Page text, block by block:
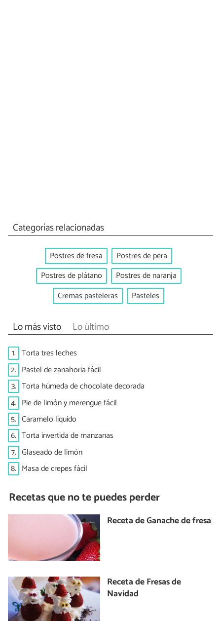
Categorías relacionadas
Postres de fresa
Postres de pera
Postres de plátano
Postres de naranja
Cremas pasteleras
Pasteles
Lo más visto Lo último
1. Torta tres leches
2. Pastel de zanahoria fácil
3. Torta húmeda de chocolate decorada
4. Pie de limón y merengue fácil
5. Caramelo líquido
6. Torta invertida de manzanas
7. Glaseado de limón
8. Masa de crepes fácil
Recetas que no te puedes perder
Receta de Ganache de fresa
Receta de Fresas de
Navidad